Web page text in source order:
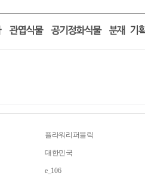
플라워리퍼블릭
대한민국
e_106